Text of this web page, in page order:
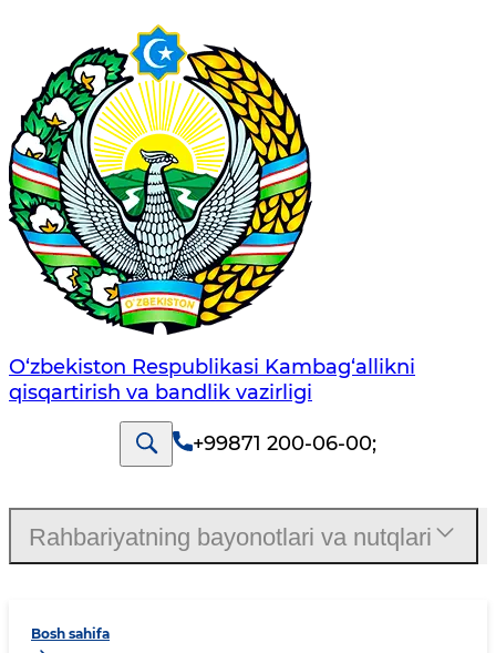
O‘zbekiston Respublikasi Kambag‘allikni
qisqartirish va bandlik vazirligi
+99871 200-06-00;
Bosh sahifa
Rahbariyatning bayonotlari va nutqlari